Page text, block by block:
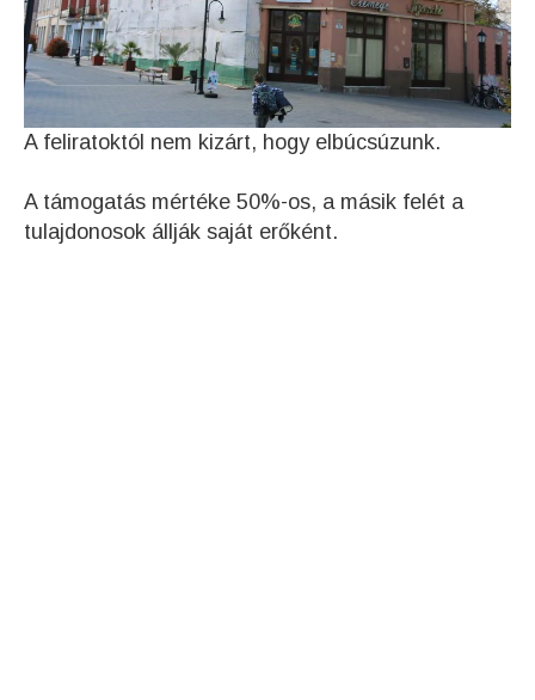
A feliratoktól nem kizárt, hogy elbúcsúzunk.
A támogatás mértéke 50%-os, a másik felét a
tulajdonosok állják saját erőként.